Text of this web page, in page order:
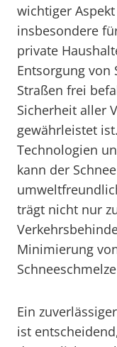
wichtiger
insbesondere
private
Entsorgung von
Straßen frei
Sicherheit aller
gewährleistet
Technologien
kann der
trägt nicht nur
Minimierung
Ein
ist